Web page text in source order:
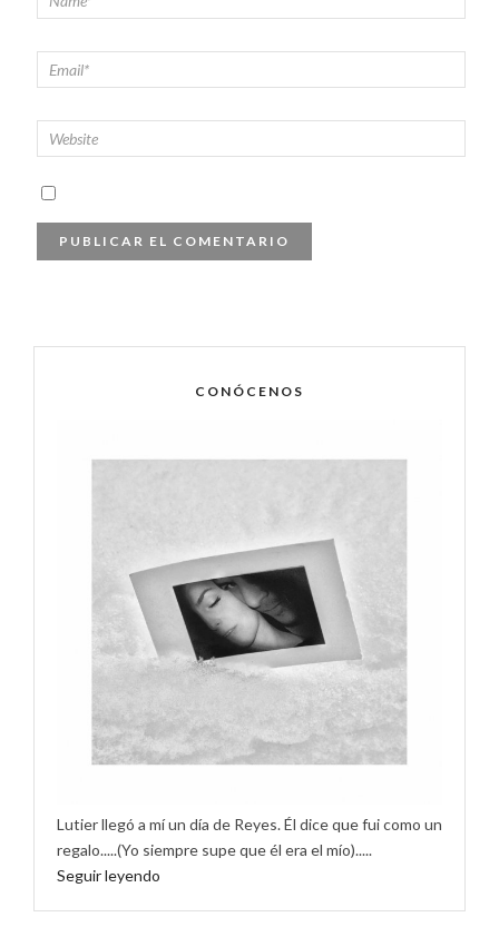
CONÓCENOS
Lutier llegó a mí un día de Reyes. Él dice que fui como un
regalo.....(Yo siempre supe que él era el mío).....
Seguir leyendo